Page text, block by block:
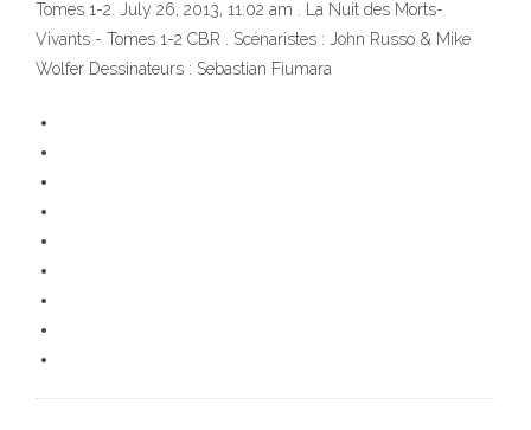
Tomes 1-2. July 26, 2013, 11:02 am . La Nuit des Morts-
Vivants - Tomes 1-2 CBR . Scénaristes : John Russo & Mike
Wolfer Dessinateurs : Sebastian Fiumara